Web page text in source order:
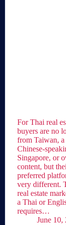
For Thai real
buyers are no
from Taiwan,
Chinese-
Singapore, or
content, but
preferred
very different.
real estate
a Thai or
requires…
June 10,